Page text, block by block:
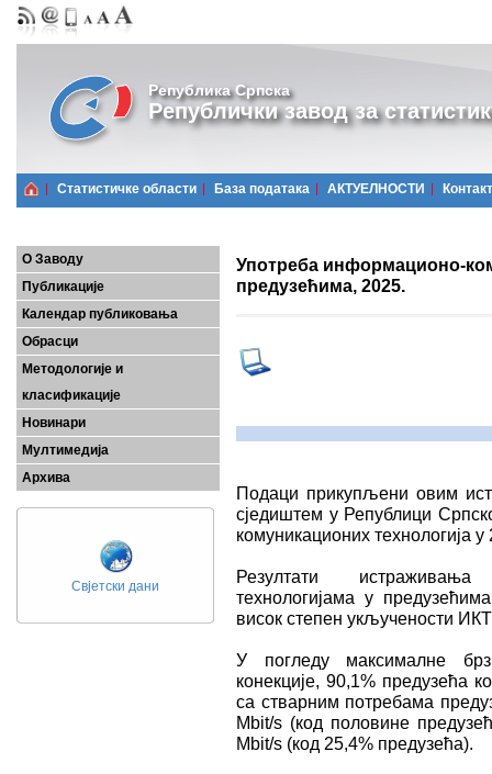
Република Српска
Републички завод за
Статистичке области Базa података АКТУЕЛНОСТИ Контакт
О Заводу
Публикације
Календар публиковања
Обрасци
Методологије и
класификације
Новинари
Мултимедија
Архива
Свјетски дани
Употреба информационо-
предузећима, 2025.
Подаци прикупљени овим
сједиштем у Републици
комуникационих технологија
Резултати
технологијама у
висок степен укључености
У погледу максималне
конекције, 90,1% предузећа
са стварним потребама
Мbit/s (код половине
Мbit/s (код 25,4% предузећа).